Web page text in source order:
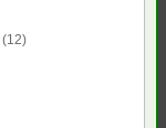
(12)